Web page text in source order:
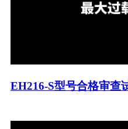
EH216-S型号合格审查